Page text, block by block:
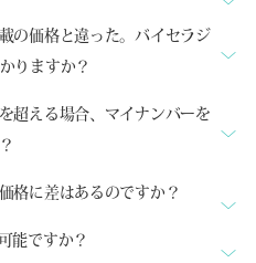
の価格と違った。バイセラジ
りますか？
超える場合、マイナンバーを
格に差はあるのですか？
能ですか？